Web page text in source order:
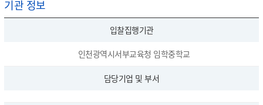
기관 정보
입찰집행기관
인천광역시서부교육청 임학중학교
담당기업 및 부서